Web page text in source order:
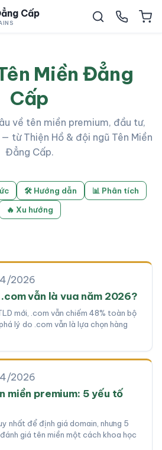
Cấp
Miền Đẳng
Cấp
về tên miền premium, đầu tư,
từ Thiện Hồ & đội ngũ Tên Miền
Đẳng Cấp.
🛠 Hướng dẫn
📊 Phân tích
🔥 Xu hướng
2026
vẫn là vua năm 2026?
mới, .com vẫn chiếm 48% toàn bộ
lý do .com vẫn là lựa chọn hàng
2026
miền premium: 5 yếu tố
nhất để định giá domain, nhưng 5
giá tên miền một cách khoa học